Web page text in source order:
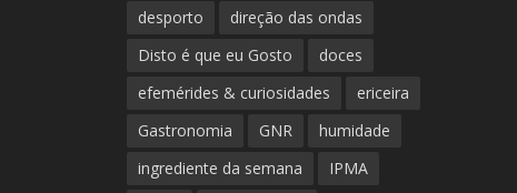
desporto
direção das ondas
Disto é que eu Gosto
doces
efemérides & curiosidades
ericeira
Gastronomia
GNR
humidade
ingrediente da semana
IPMA